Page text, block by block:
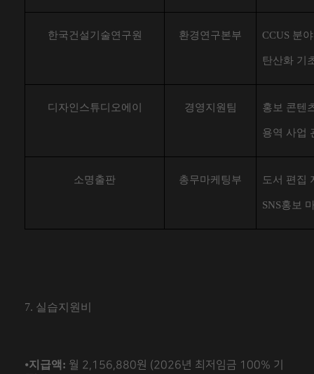
한국건설기술연구원 환경연구본부 CCUS 분
탄산화 기
디자인스튜디오에이 경영지원팀 홍보 콘텐
용역 사업
소명출판 총무마케팅부 도서 편집
SNS홍보
7. 실습지원비
⦁지급액: 월 2,156,880원 (2026년 최저임금 100% 기